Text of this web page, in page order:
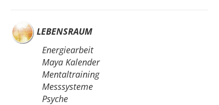
LEBENSRAUM
Energiearbeit
Maya Kalender
Mentaltraining
Messsysteme
Psyche